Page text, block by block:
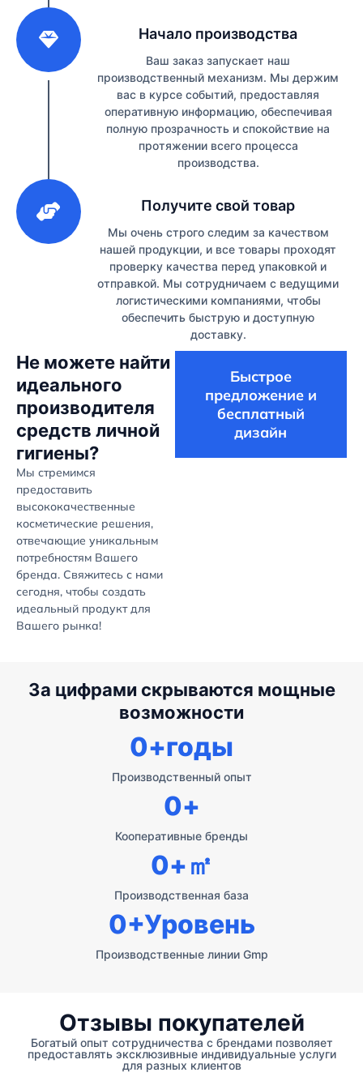
Начало производства
Ваш заказ запускает наш
производственный механизм. Мы держим
вас в курсе событий, предоставляя
оперативную информацию, обеспечивая
полную прозрачность и спокойствие на
протяжении всего процесса
производства.
Получите свой товар
Мы очень строго следим за качеством
нашей продукции, и все товары проходят
проверку качества перед упаковкой и
отправкой. Мы сотрудничаем с ведущими
логистическими компаниями, чтобы
обеспечить быструю и доступную
доставку.
Не можете найти
идеального
производителя
средств личной
гигиены?
Мы стремимся
предоставить
высококачественные
косметические решения,
отвечающие уникальным
потребностям Вашего
бренда. Свяжитесь с нами
сегодня, чтобы создать
идеальный продукт для
Вашего рынка!
Быстрое
предложение и
бесплатный
дизайн
За цифрами скрываются мощные
возможности
Производственный опыт
0+годы
Кооперативные бренды
0+
Производственная база
0+㎡
Производственные линии Gmp
0+Уровень
Отзывы покупателей
Богатый опыт сотрудничества с брендами позволяет
предоставлять эксклюзивные индивидуальные услуги
для разных клиентов